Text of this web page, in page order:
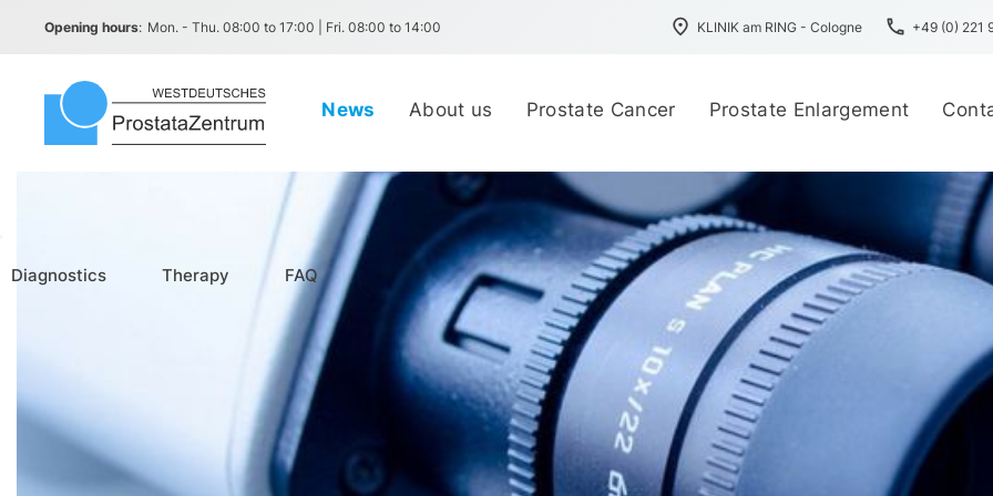
Opening hours: Mon. - Thu. 08:00 to 17:00 | Fri. 08:00 to 14:00 place KLINIK am RING - Cologne phone +49 (0) 221
News About us Prostate Cancer Prostate Enlargement
Diagnostics Therapy FAQ